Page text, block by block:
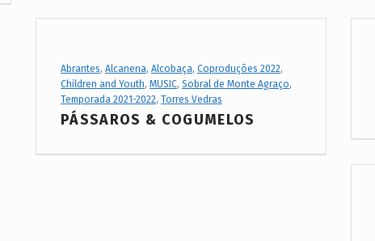
Project Category:
Abrantes, Alcanena, Alcobaça, Coproduções 2022,
Children and Youth, MUSIC, Sobral de Monte Agraço,
Temporada 2021-2022, Torres Vedras
PÁSSAROS & COGUMELOS